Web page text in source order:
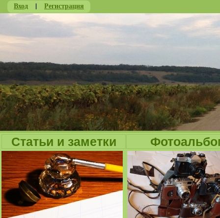
Вход | Регистрация
Статьи и заметки